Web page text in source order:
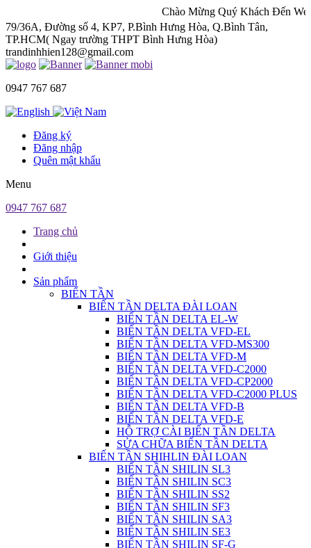
Chào Mừng Quý Khách Đến Webstie
79/36A, Đường số 4, KP7, P.Bình Hưng Hòa, Q.Bình Tân,
TP.HCM( Ngay trường THPT Bình Hưng Hòa)
trandinhhien128@gmail.com
0947 767 687
Đăng ký
Đăng nhập
Quên mật khẩu
Menu
0947 767 687
Trang chủ
Giới thiệu
Sản phẩm
BIẾN TẦN
BIẾN TẦN DELTA ĐÀI LOAN
BIẾN TẦN DELTA EL-W
BIẾN TẦN DELTA VFD-EL
BIẾN TẦN DELTA VFD-MS300
BIẾN TẦN DELTA VFD-M
BIẾN TẦN DELTA VFD-C2000
BIẾN TẦN DELTA VFD-CP2000
BIẾN TẦN DELTA VFD-C2000 PLUS
BIẾN TẦN DELTA VFD-B
BIẾN TẦN DELTA VFD-E
HỖ TRỢ CÀI BIẾN TẦN DELTA
SỬA CHỮA BIẾN TẦN DELTA
BIẾN TẦN SHIHLIN ĐÀI LOAN
BIẾN TẦN SHILIN SL3
BIẾN TẦN SHILIN SC3
BIẾN TẦN SHILIN SS2
BIẾN TẦN SHILIN SF3
BIẾN TẦN SHILIN SA3
BIẾN TẦN SHILIN SE3
BIẾN TẦN SHILIN SF-G